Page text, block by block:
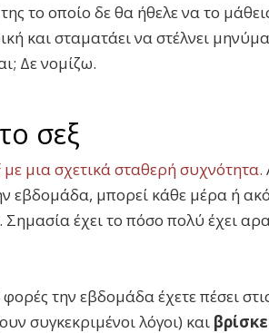
το οποίο δε θα ήθελε να το
και σταματάει να στέλνει
Δε νομίζω.
σεξ
μια σχετικά σταθερή συχνότητα.
εβδομάδα, μπορεί κάθε μέρα ή
έχει το πόσο πολύ έχει
την εβδομάδα έχετε πέσει
συγκεκριμένοι λόγοι) και